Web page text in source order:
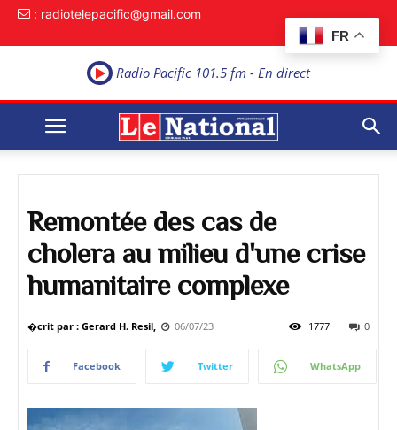
FR
: radiotelepacific@gmail.com
Radio Pacific 101.5 fm - En direct
Remontée des cas de
cholera au milieu d'une crise
humanitaire complexe
�crit par : Gerard H. Resil, 06/07/23 0
1777
Facebook Twitter WhatsApp